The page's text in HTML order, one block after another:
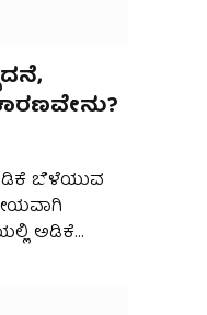
ಬೆಳೆಯುವ
ಅಡಿಕೆ…